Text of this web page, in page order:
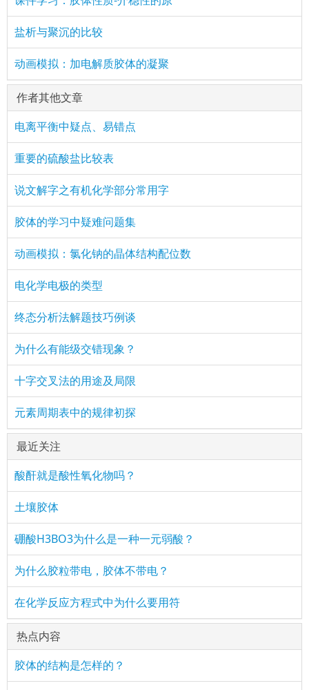
盐析与聚沉的比较
动画模拟：加电解质胶体的凝聚
作者其他文章
电离平衡中疑点、易错点
重要的硫酸盐比较表
说文解字之有机化学部分常用字
胶体的学习中疑难问题集
动画模拟：氯化钠的晶体结构配位数
电化学电极的类型
终态分析法解题技巧例谈
为什么有能级交错现象？
十字交叉法的用途及局限
元素周期表中的规律初探
最近关注
酸酐就是酸性氧化物吗？
土壤胶体
硼酸H3BO3为什么是一种一元弱酸？
为什么胶粒带电，胶体不带电？
在化学反应方程式中为什么要用符
热点内容
胶体的结构是怎样的？